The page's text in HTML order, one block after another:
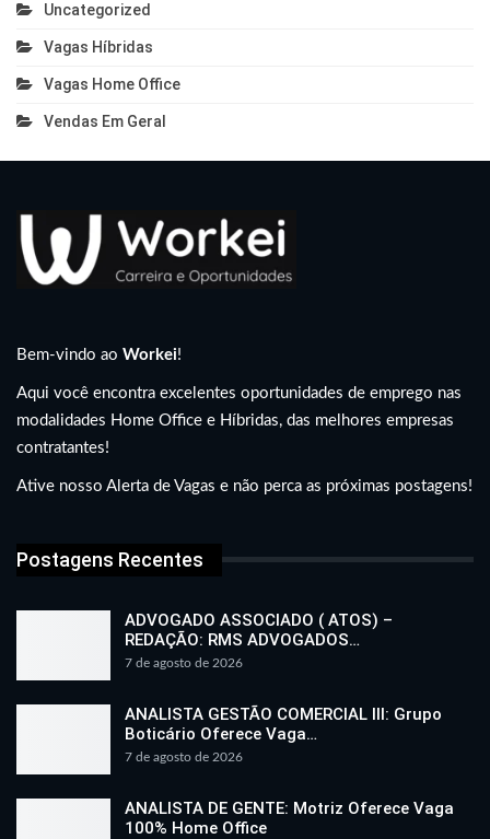
Uncategorized
Vagas Híbridas
Vagas Home Office
Vendas Em Geral
Bem-vindo ao Workei!
Aqui você encontra excelentes oportunidades de emprego nas
modalidades Home Office e Híbridas, das melhores empresas
contratantes!
Ative nosso Alerta de Vagas e não perca as próximas postagens!
Postagens Recentes
ADVOGADO ASSOCIADO ( ATOS) –
REDAÇÃO: RMS ADVOGADOS…
7 de agosto de 2026
ANALISTA GESTÃO COMERCIAL III: Grupo
Boticário Oferece Vaga…
7 de agosto de 2026
ANALISTA DE GENTE: Motriz Oferece Vaga
100% Home Office